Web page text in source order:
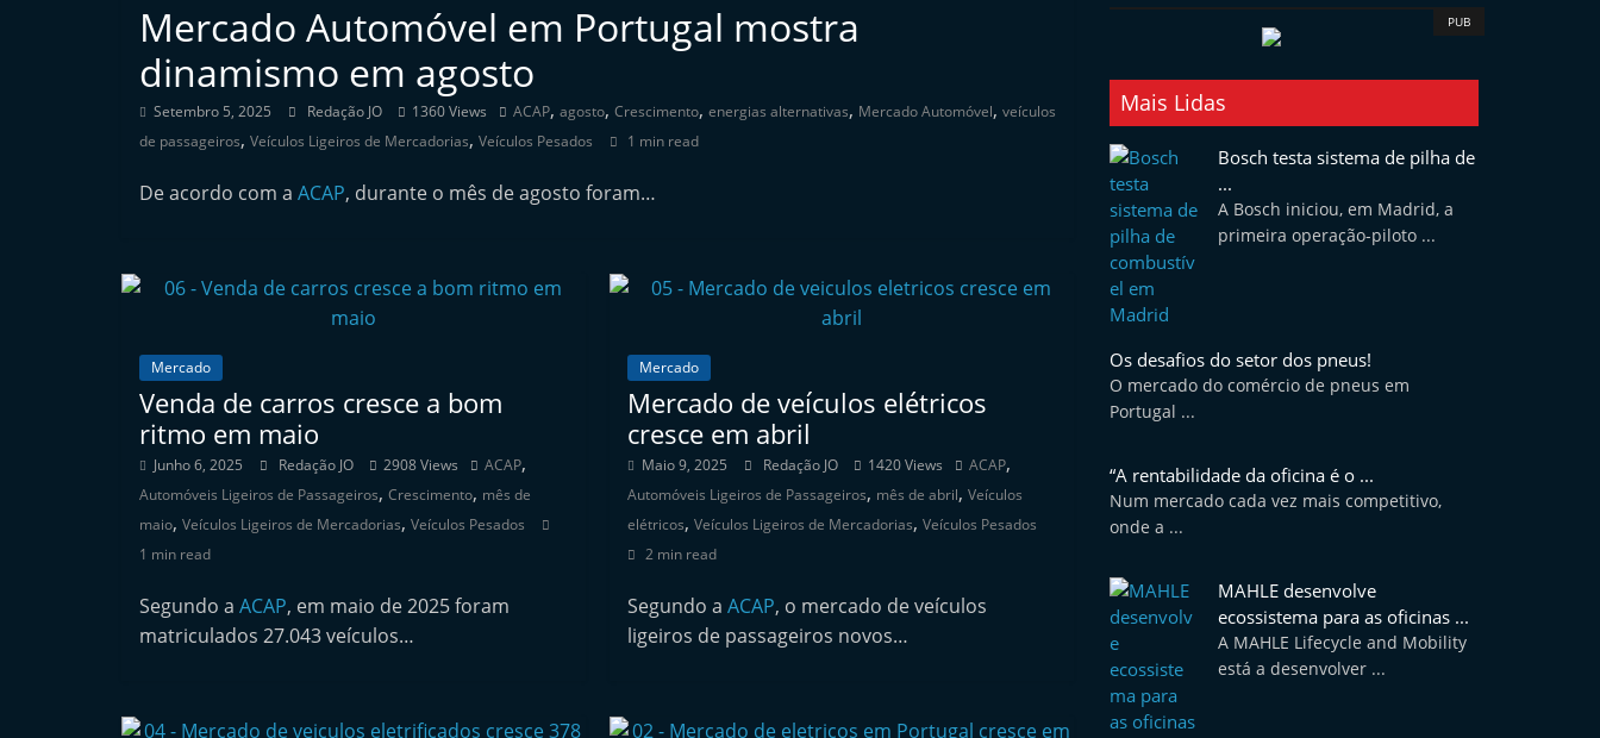
p
e
Mercado Automóvel em Portugal mostra
dinamismo em agosto
Setembro 5, 2025 Redação JO 1360 Views ACAP, agosto, Crescimento, energias alternativas, Mercado Automóvel, veículos
de passageiros, Veículos Ligeiros de Mercadorias, Veículos Pesados 1 min read
De acordo com a ACAP, durante o mês de agosto foram…
Mercado
Venda de carros cresce a bom
ritmo em maio
Junho 6, 2025 Redação JO 2908 Views ACAP,
Automóveis Ligeiros de Passageiros, Crescimento, mês de
maio, Veículos Ligeiros de Mercadorias, Veículos Pesados
1 min read
Segundo a ACAP, em maio de 2025 foram
matriculados 27.043 veículos…
Mercado
Mercado de veículos elétricos
cresce em abril
Maio 9, 2025 Redação JO 1420 Views ACAP,
Automóveis Ligeiros de Passageiros, mês de abril,Veículos
elétricos,Veículos Ligeiros de Mercadorias,Veículos Pesados
2 min read
Segundo aACAP, o mercado de veículos
ligeiros de passageiros novos…
PUB
Mais Lidas
Bosch testa sistema de pilha de
...
A Bosch iniciou, em Madrid, a
primeira operação-piloto ...
Os desafios do setor dos pneus!
O mercado do comércio de pneus em
Portugal ...
“A rentabilidade da oficina é o ...
Num mercado cada vez mais competitivo,
onde a ...
MAHLE desenvolve
ecossistema para as oficinas ...
A MAHLE Lifecycle and Mobility
está a desenvolver ...